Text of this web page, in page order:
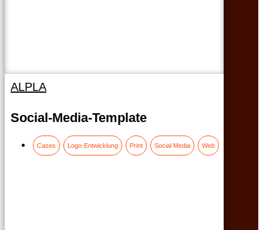
ALPLA
Social-Media-Template
Cases Logo-Entwicklung Print Social Media Web